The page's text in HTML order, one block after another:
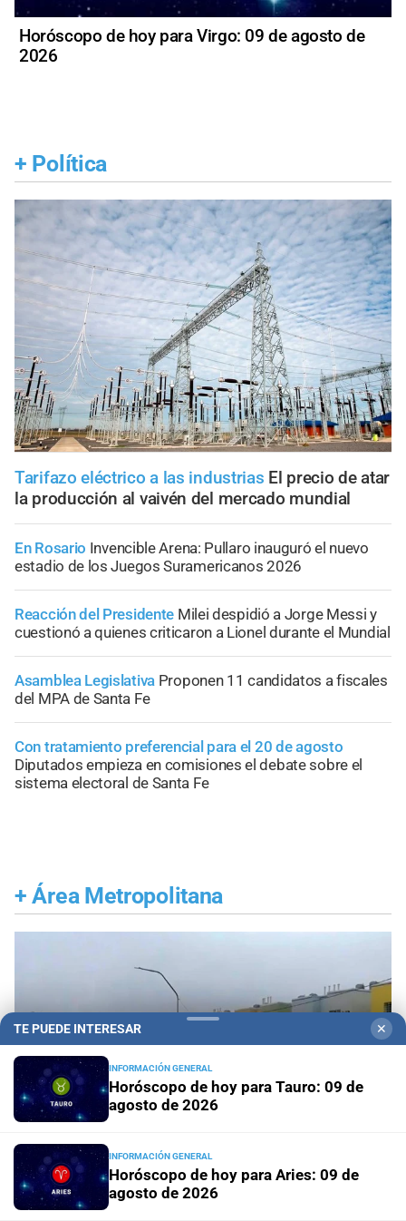
Horóscopo de hoy para Virgo: 09 de agosto de
2026
+ Política
Tarifazo eléctrico a las industrias El precio de atar
la producción al vaivén del mercado mundial
En Rosario Invencible Arena: Pullaro inauguró el nuevo
estadio de los Juegos Suramericanos 2026
Reacción del Presidente Milei despidió a Jorge Messi y
cuestionó a quienes criticaron a Lionel durante el Mundial
Asamblea Legislativa Proponen 11 candidatos a fiscales
del MPA de Santa Fe
Con tratamiento preferencial para el 20 de agosto
Diputados empieza en comisiones el debate sobre el
sistema electoral de Santa Fe
+ Área Metropolitana
Santa Fe ciudad
TE PUEDE INTERESAR ✕
INFORMACIÓN GENERAL
Horóscopo de hoy para Tauro: 09 de
agosto de 2026
INFORMACIÓN GENERAL
Horóscopo de hoy para Aries: 09 de
agosto de 2026